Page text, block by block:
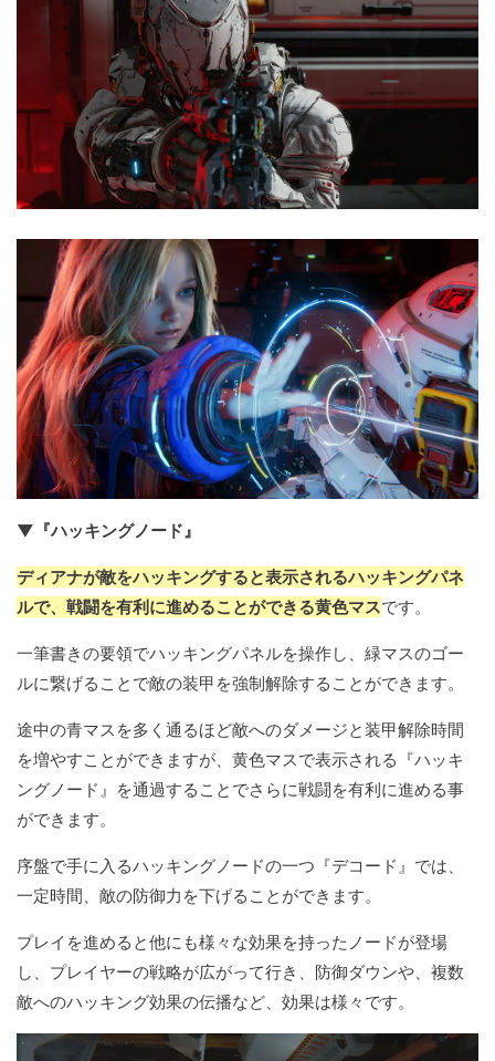
▼『ハッキングノード』
ディアナが敵をハッキングすると表示されるハッキングパネ
ルで、戦闘を有利に進めることができる黄色マスです。
一筆書きの要領でハッキングパネルを操作し、緑マスのゴー
ルに繋げることで敵の装甲を強制解除することができます。
途中の青マスを多く通るほど敵へのダメージと装甲解除時間
を増やすことができますが、黄色マスで表示される『ハッキ
ングノード』を通過することでさらに戦闘を有利に進める事
ができます。
序盤で手に入るハッキングノードの一つ『デコード』では、
一定時間、敵の防御力を下げることができます。
プレイを進めると他にも様々な効果を持ったノードが登場
し、プレイヤーの戦略が広がって行き、防御ダウンや、複数
敵へのハッキング効果の伝播など、効果は様々です。